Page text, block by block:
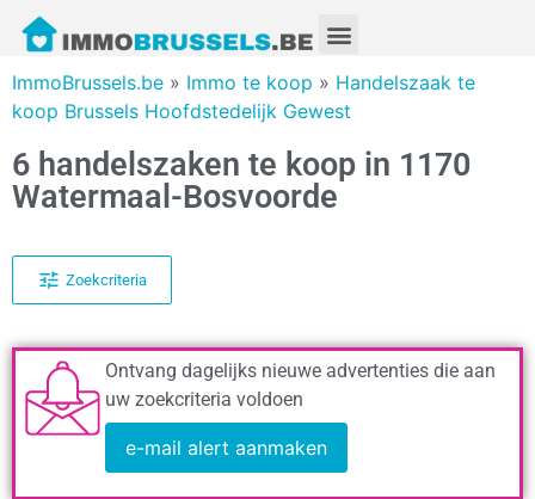
ImmoBrussels.be » Immo te koop » Handelszaak te
koop Brussels Hoofdstedelijk Gewest
6 handelszaken te koop in 1170
Watermaal-Bosvoorde
Zoekcriteria
Ontvang dagelijks nieuwe advertenties die aan
uw zoekcriteria voldoen
e-mail alert aanmaken